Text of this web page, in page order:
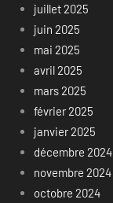
juillet 2025
juin 2025
mai 2025
avril 2025
mars 2025
février 2025
janvier 2025
décembre 2024
novembre 2024
octobre 2024